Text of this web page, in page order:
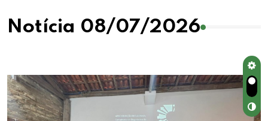
Notícia 08/07/2026